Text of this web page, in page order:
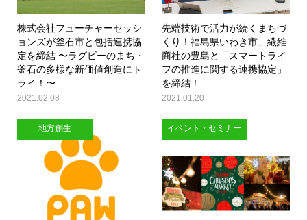
株式会社フューチャーセッシ
ョンズが釜石市と包括連携協
定を締結 〜ラグビーのまち・
釜石の多様な新価値創造にト
ライ！〜
2021.02.08
先端技術で活力が続くまちづ
くり！福島県いわき市、繊維
商社の豊島と「スマートライ
フの推進に関する連携協定」
を締結！
2021.01.20
地方創生 イベント・セミナー